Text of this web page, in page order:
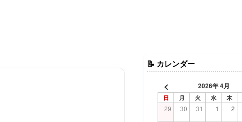
📝 カレンダー
2026年 4月
日 月 火 水 木
29 30 31 1 2